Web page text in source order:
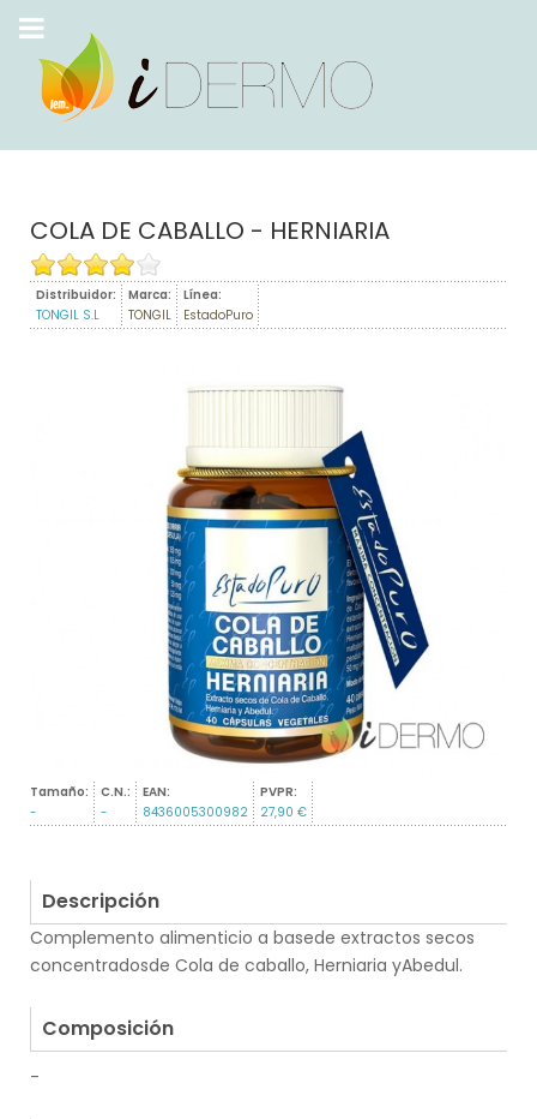
COLA DE CABALLO - HERNIARIA
Distribuidor:
TONGIL S.L
Marca:
TONGIL
Línea:
EstadoPuro
Tamaño:
-
C.N.:
-
EAN:
8436005300982
PVPR:
27,90 €
Descripción
Complemento alimenticio a basede extractos secos
concentradosde Cola de caballo, Herniaria yAbedul.
Composición
-